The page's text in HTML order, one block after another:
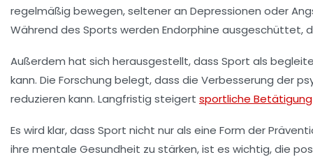
regelmäßig bewegen, seltener an Depressionen oder
Während des Sports werden Endorphine ausgeschüttet,
Außerdem hat sich herausgestellt, dass Sport als
kann. Die Forschung belegt, dass die Verbesserung der
reduzieren kann. Langfristig steigert sportliche Betätigung
Es wird klar, dass Sport nicht nur als eine Form der
ihre mentale Gesundheit zu stärken, ist es wichtig, die